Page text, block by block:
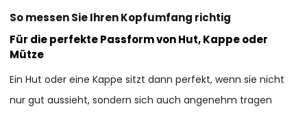
So messen Sie Ihren Kopfumfang richtig
Für die perfekte Passform von Hut, Kappe oder
Mütze
Ein Hut oder eine Kappe sitzt dann perfekt, wenn sie nicht
nur gut aussieht, sondern sich auch angenehm tragen